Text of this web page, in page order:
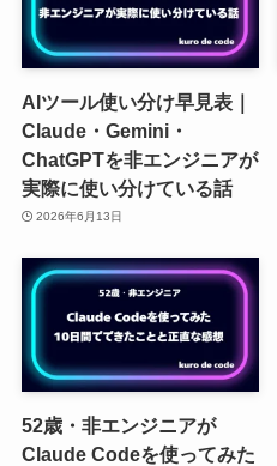
AIツール使い分け早見表｜
Claude・Gemini・
ChatGPTを非エンジニアが
実際に使い分けている話
2026年6月13日
52歳・非エンジニアが
Claude Codeを使ってみた